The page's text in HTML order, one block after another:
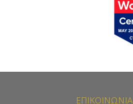
ΕΠΙΚΟΙΝΩΝΙΑ